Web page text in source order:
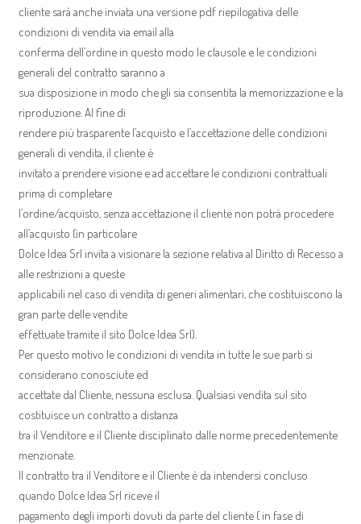
cliente sarà anche inviata una versione pdf riepilogativa delle
condizioni di vendita via email alla
conferma dell’ordine in questo modo le clausole e le condizioni
generali del contratto saranno a
sua disposizione in modo che gli sia consentita la memorizzazione e la
riproduzione. Al fine di
rendere più trasparente l’acquisto e l’accettazione delle condizioni
generali di vendita, il cliente è
invitato a prendere visione e ad accettare le condizioni contrattuali
prima di completare
l’ordine/acquisto, senza accettazione il cliente non potrà procedere
all’acquisto (in particolare
Dolce Idea Srl invita a visionare la sezione relativa al Diritto di Recesso a
alle restrizioni a queste
applicabili nel caso di vendita di generi alimentari, che costituiscono la
gran parte delle vendite
effettuate tramite il sito Dolce Idea Srl).
Per questo motivo le condizioni di vendita in tutte le sue parti si
considerano conosciute ed
accettate dal Cliente, nessuna esclusa. Qualsiasi vendita sul sito
costituisce un contratto a distanza
tra il Venditore e il Cliente disciplinato dalle norme precedentemente
menzionate.
Il contratto tra il Venditore e il Cliente è da intendersi concluso
quando Dolce Idea Srl riceve il
pagamento degli importi dovuti da parte del cliente ( in fase di